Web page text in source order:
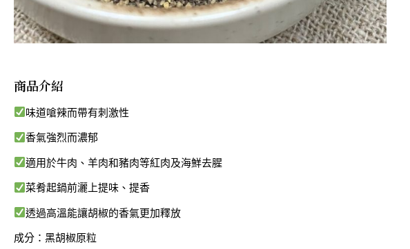
商品介紹
味道嗆辣而帶有刺激性
香氣強烈而濃郁
適用於牛肉、羊肉和豬肉等紅肉及海鮮去腥
菜肴起鍋前灑上提味、提香
透過高溫能讓胡椒的香氣更加釋放
成分：黑胡椒原粒